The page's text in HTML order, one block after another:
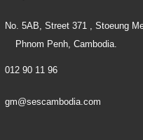
No. 5AB, Street 371 , Stoeung
Phnom Penh, Cambodia.
012 90 11 96
gm@sescambodia.com